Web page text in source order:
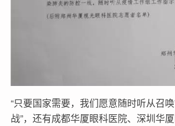
“只要国家需要，我们愿意随时听从召
战”，还有成都华厦眼科医院、深圳华